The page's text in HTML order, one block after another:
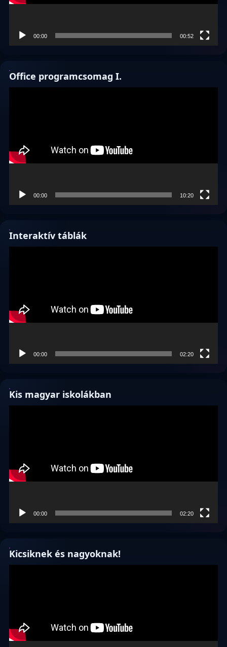
00:00 00:52
Office programcsomag I.
00:00 10:20
Interaktív táblák
00:00 02:20
Kis magyar iskolákban
00:00 02:20
Kicsiknek és nagyoknak!